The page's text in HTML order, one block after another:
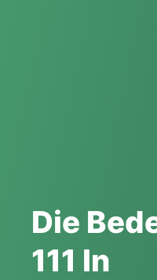
Die
111 In